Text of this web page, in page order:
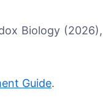
Biology (2026),
Guide.